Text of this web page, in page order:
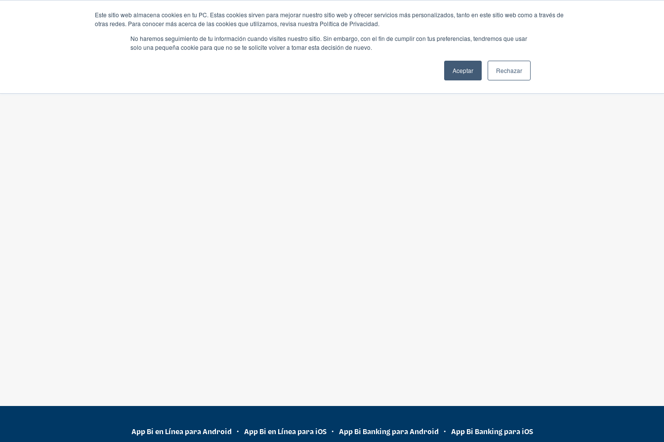
Este sitio web almacena cookies en tu PC. Estas cookies sirven para mejorar nuestro sitio web y ofrecer servicios más personalizados, tanto en este sitio web como a través de
otras redes. Para conocer más acerca de las cookies que utilizamos, revisa nuestra Política de Privacidad.
No haremos seguimiento de tu información cuando visites nuestro sitio. Sin embargo, con el fin de cumplir con tus preferencias, tendremos que usar
solo una pequeña cookie para que no se te solicite volver a tomar esta decisión de nuevo.
Aceptar Rechazar
App Bi en Línea para Android • App Bi en Línea para iOS • App Bi Banking para Android • App Bi Banking para iOS